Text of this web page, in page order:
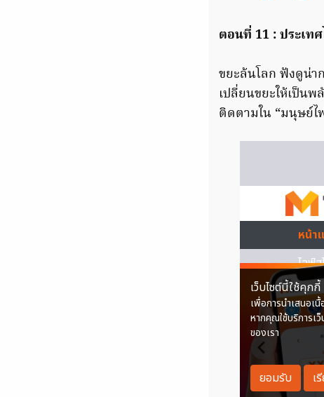
ตอนที่ 11 : ประเท
ขยะล้นโลก ฟังดูน่า
เปลี่ยนขยะให้เป็น
ติดตามใน “มนุษย์